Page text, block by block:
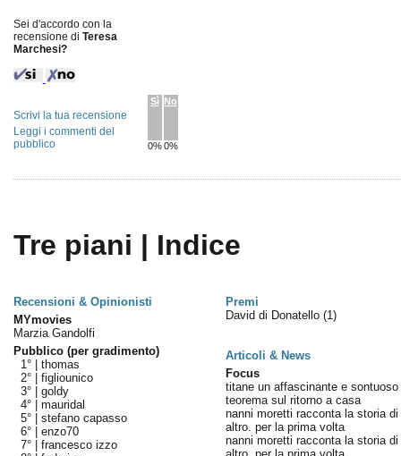
Sei d'accordo con la
recensione di Teresa
Marchesi?
Sì
0%
No
0%
Scrivi la tua recensione
Leggi i commenti del
pubblico
Tre piani | Indice
Recensioni & Opinionisti
Premi
MYmovies
Marzia Gandolfi
Pubblico (per gradimento)
1° | thomas
2° | figliounico
3° | goldy
4° | mauridal
5° | stefano capasso
6° | enzo70
7° | francesco izzo
David di Donatello (1)
Articoli & News
Focus
titane un affascinante e sontuoso
teorema sul ritorno a casa
nanni moretti racconta la storia di
altro. per la prima volta
nanni moretti racconta la storia di